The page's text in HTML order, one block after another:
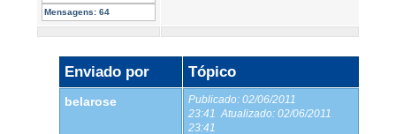
Mensagens: 64
Enviado por Tópico
belarose Publicado: 02/06/2011
23:41 Atualizado: 02/06/2011
23:41